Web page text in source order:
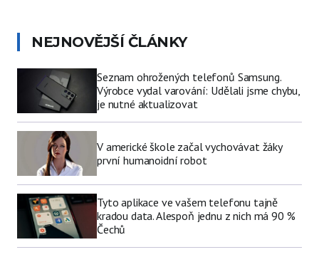
NEJNOVĚJŠÍ ČLÁNKY
Seznam ohrožených telefonů Samsung.
Výrobce vydal varování: Udělali jsme chybu,
je nutné aktualizovat
V americké škole začal vychovávat žáky
první humanoidní robot
Tyto aplikace ve vašem telefonu tajně
kradou data. Alespoň jednu z nich má 90 %
Čechů